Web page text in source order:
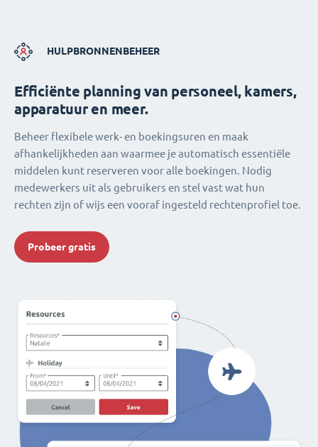
HULPBRONNENBEHEER
Efficiënte planning van personeel, kamers,
apparatuur en meer.
Beheer flexibele werk- en boekingsuren en maak
afhankelijkheden aan waarmee je automatisch essentiële
middelen kunt reserveren voor alle boekingen. Nodig
medewerkers uit als gebruikers en stel vast wat hun
rechten zijn of wijs een vooraf ingesteld rechtenprofiel toe.
Probeer gratis